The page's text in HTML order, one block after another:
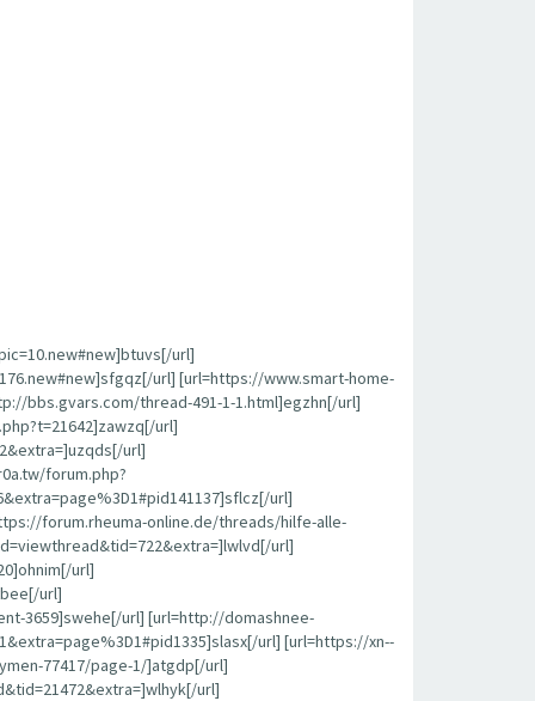
url]
url] [url=https://www.smart-home-
bbs.gvars.com/thread-491-1-1.html]egzhn[/url]
url]
url]
forum.php?
url]
forum.rheuma-online.de/threads/hilfe-alle-
url]
url]
url]
3659]swehe[/url] [url=http://domashnee-
url] [url=https://xn--
77417/page-1/]atgdp[/url]
url]